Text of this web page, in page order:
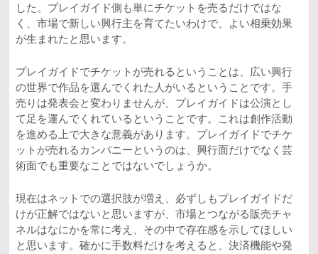
した。プレイガイド側も単にチケットを売るだけではな
く、市場で新しい興行主を育てたいわけで、よい相乗効果
が生まれたと思います。
プレイガイドでチケットが売れるということは、広い興行
の世界で作品を選んでくれた人がいるということです。手
売りは発表会と変わりませんが、プレイガイドは公演とし
て足を運んでくれているということです。これは創作活動
を進める上で大きな意義があります。プレイガイドでチケ
ットが売れるカンパニーというのは、興行面だけでなく芸
術面でも重要なことではないでしょうか。
現在はネットでの選択肢が増え、必ずしもプレイガイドだ
けが正解ではないと思いますが、市場とつながる販売チャ
ネルはなにかを常に考え、その中で存在感を示してほしい
と思います。確かに手数料だけを考えると、決済機能や発